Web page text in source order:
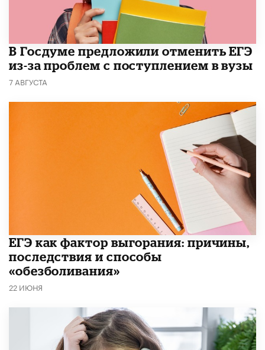
В Госдуме предложили отменить ЕГЭ
из-за проблем с поступлением в вузы
7 АВГУСТА
​ЕГЭ как фактор выгорания: причины,
последствия и способы
«обезболивания»
22 ИЮНЯ